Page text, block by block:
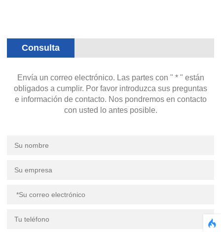
Consulta
Envía un correo electrónico. Las partes con " * " están
obligados a cumplir. Por favor introduzca sus preguntas
e información de contacto. Nos pondremos en contacto
con usted lo antes posible.